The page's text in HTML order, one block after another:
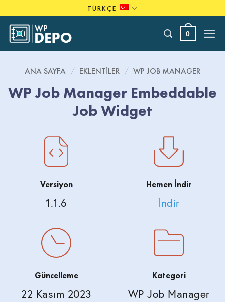
to
content
TÜRKÇE
0
ANA SAYFA / EKLENTILER / WP JOB MANAGER
WP Job Manager Embeddable
Job Widget
Versiyon
1.1.6
Hemen İndir
İndir
Güncelleme
22 Kasım 2023
Kategori
WP Job Manager